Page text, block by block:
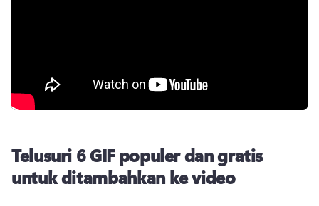
Telusuri 6 GIF populer dan gratis
untuk ditambahkan ke video